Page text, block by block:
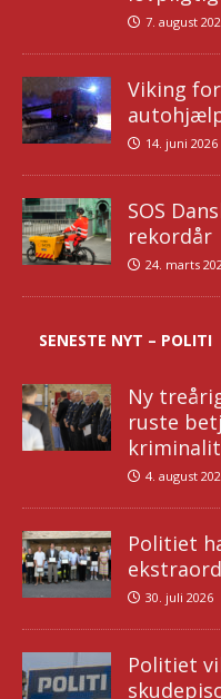
7. august
Viking
14. juni 2026
SOS
rekordår
24. marts
SENESTE NYT – POLITI
Ny
ruste
4. august
Politiet
30. juli 2026
Politiet